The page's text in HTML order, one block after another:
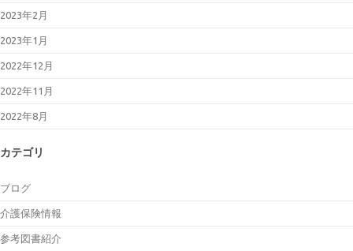
2023年2月
2023年1月
2022年12月
2022年11月
2022年8月
カテゴリ
ブログ
介護保険情報
参考図書紹介